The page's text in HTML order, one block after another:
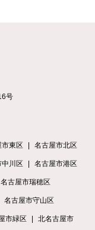
号
東区 名古屋市北区
川区 名古屋市港区
名古屋市瑞穂区
名古屋市守山区
市緑区 北名古屋市